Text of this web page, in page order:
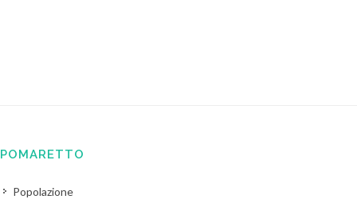
POMARETTO
Popolazione